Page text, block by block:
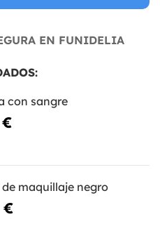
EN FUNIDELIA
con sangre
€
maquillaje negro
€